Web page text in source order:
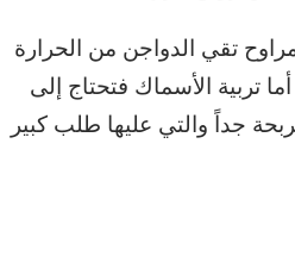
تقي الدواجن من الحرارة
تربية الأسماك فتحتاج إلى
جداً والتي عليها طلب كبير